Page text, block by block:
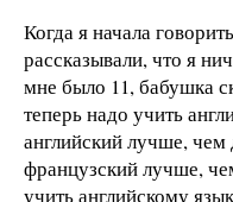
Когда я начала
рассказывали, что я
мне было 11, бабушка
теперь надо учить
английский лучше,
французский лучше,
учить английскому